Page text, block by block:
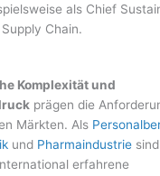
als Chief
Chain.
Komplexität und
prägen die
Märkten. Als
und Pharmaindustrie
erfahrene